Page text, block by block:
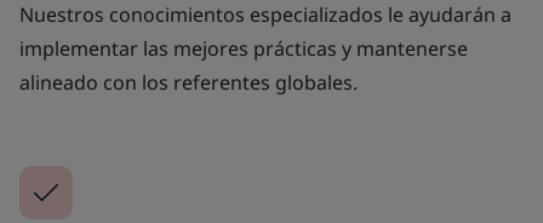
Nuestros conocimientos especializados le ayudarán a
implementar las mejores prácticas y mantenerse
alineado con los referentes globales.